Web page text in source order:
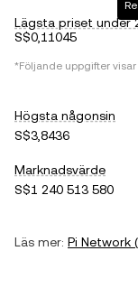
Lägsta priset under
S$0,11045
*Följande uppgifter visar
Högsta någonsin
S$3,8436
Marknadsvärde
S$1 240 513 580
Läs mer: Pi Network (